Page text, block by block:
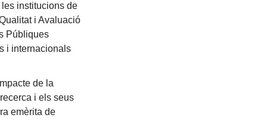
institucions de
i Avaluació
Públiques
i internacionals
de la
i els seus
emèrita de